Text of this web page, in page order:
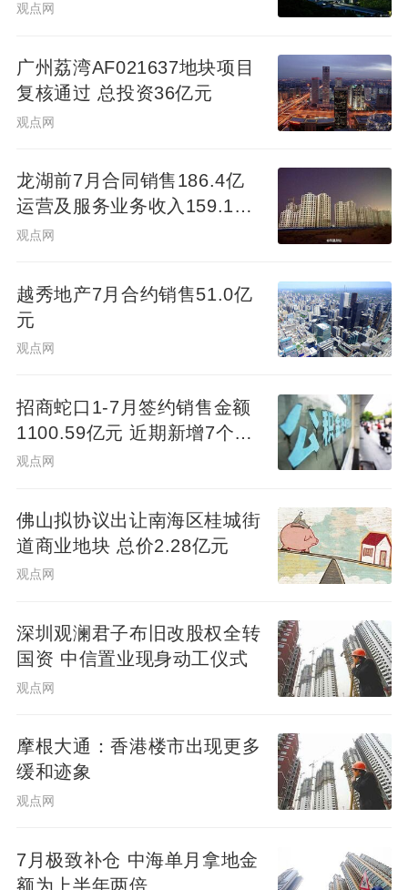
观点网
广州荔湾AF021637地块项目
复核通过 总投资36亿元
观点网
龙湖前7月合同销售186.4亿
运营及服务业务收入159.1亿
元
观点网
越秀地产7月合约销售51.0亿
元
观点网
招商蛇口1-7月签约销售金额
1100.59亿元 近期新增7个项
目
观点网
佛山拟协议出让南海区桂城街
道商业地块 总价2.28亿元
观点网
深圳观澜君子布旧改股权全转
国资 中信置业现身动工仪式
观点网
摩根大通：香港楼市出现更多
缓和迹象
观点网
7月极致补仓 中海单月拿地金
额为上半年两倍